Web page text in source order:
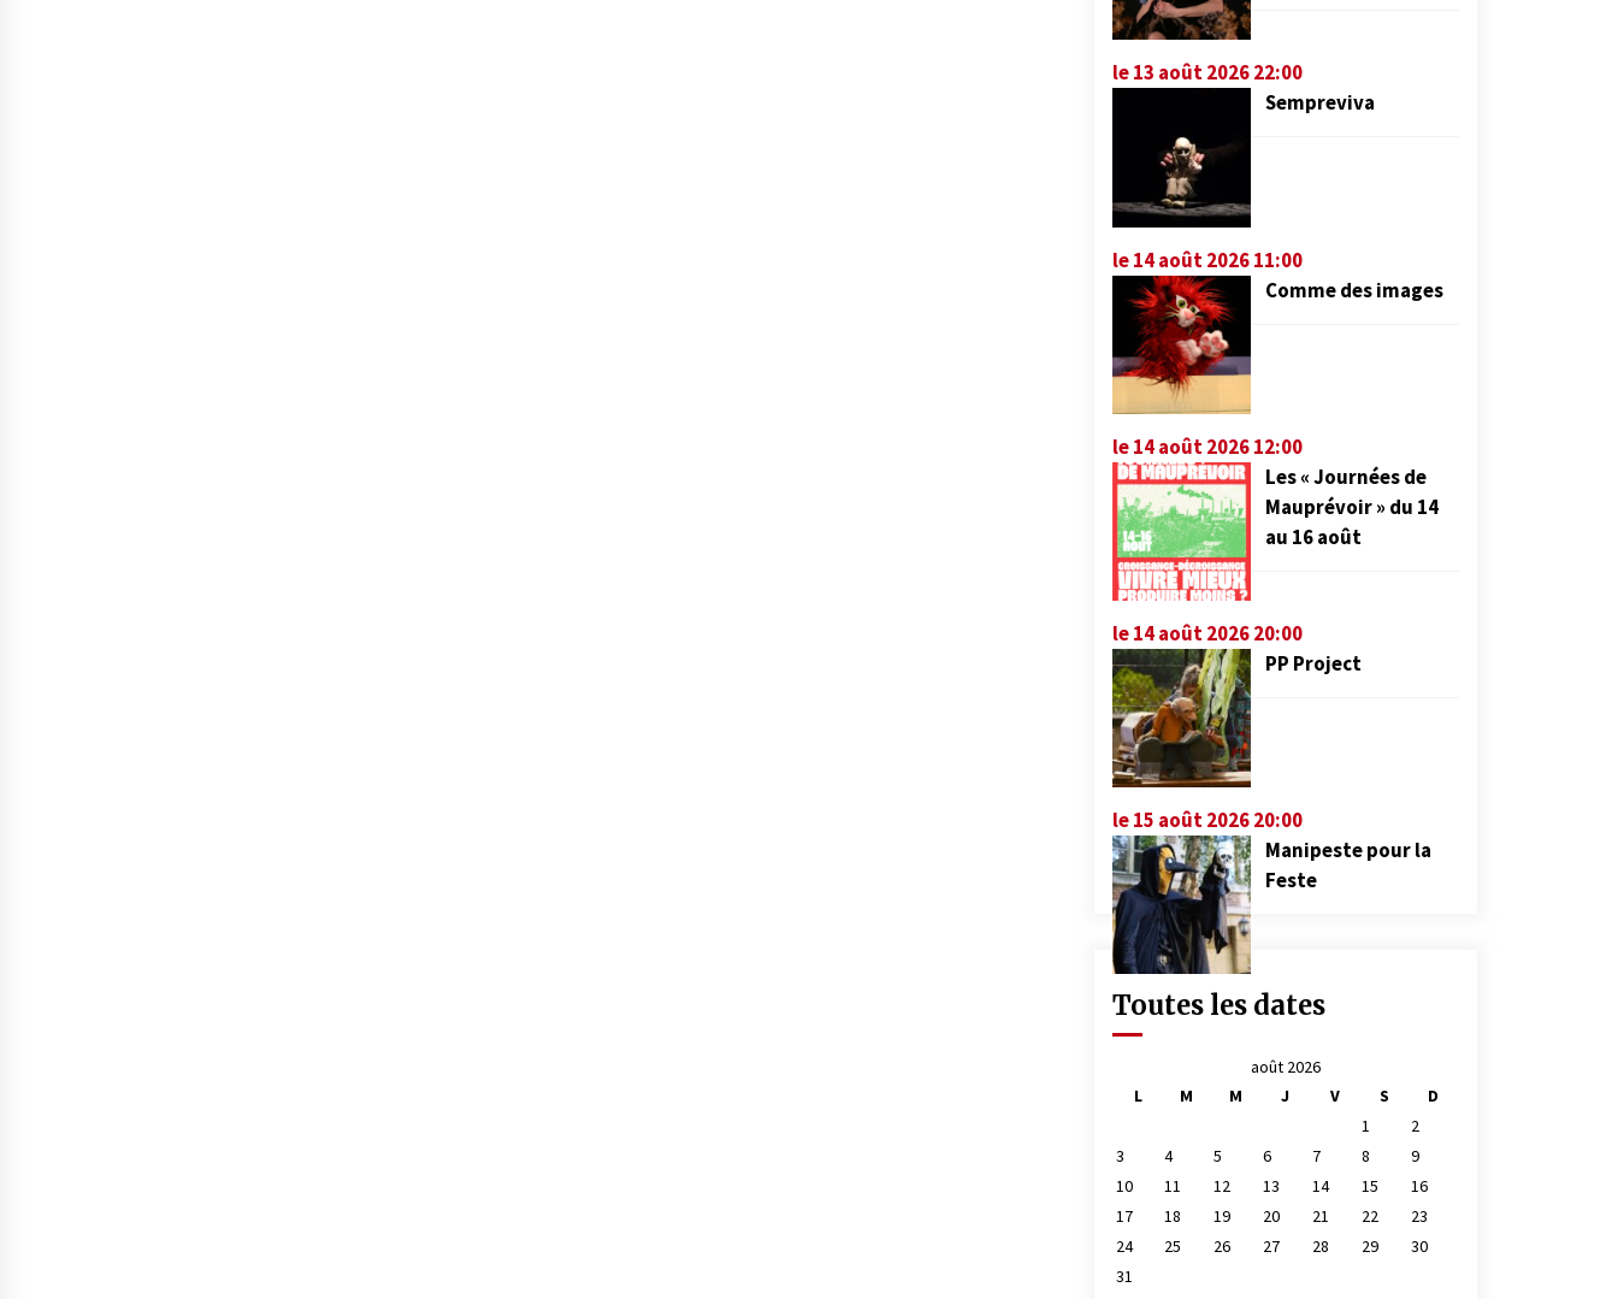
le 13 août 2026 22:00
Sempreviva
le 14 août 2026 11:00
Comme des images
le 14 août 2026 12:00
Les « Journées de
Mauprévoir » du 14
au 16 août
le 14 août 2026 20:00
PP Project
le 15 août 2026 20:00
Manipeste pour la
Feste
Toutes les dates
août 2026
L
M M J V S
D
1
2
3
4 5 6 7 8
9
10
11 12 13 14 15
16
17
18 19 20 21 22
23
24
25 26 27 28 29
30
31